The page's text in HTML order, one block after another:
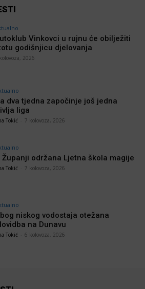
Vinkovci u rujnu će obilježiti
godišnjicu djelovanja
2026
dva tjedna započinje još jedna
liga
Tokić 7 kolovoza, 2026
Županji održana Ljetna škola magije
Tokić 7 kolovoza, 2026
niskog vodostaja otežana
na Dunavu
Tokić 6 kolovoza, 2026